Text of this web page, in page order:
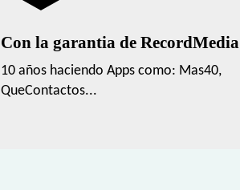
Con la garantia de RecordMedia
10 años haciendo Apps como: Mas40,
QueContactos...